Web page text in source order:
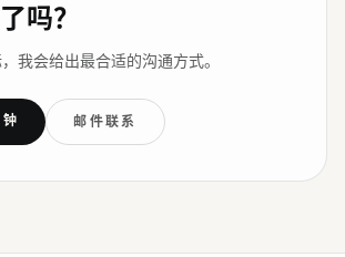
吗？
我会给出最合适的沟通方式。
邮件联系